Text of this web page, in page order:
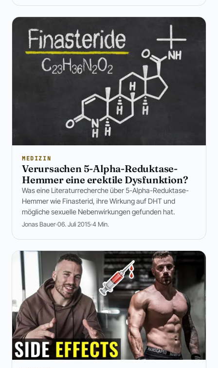
MEDIZIN
Verursachen 5-Alpha-Reduktase-
Hemmer eine erektile Dysfunktion?
Was eine Literaturrecherche über 5-Alpha-Reduktase-
Hemmer wie Finasterid, ihre Wirkung auf DHT und
mögliche sexuelle Nebenwirkungen gefunden hat.
Jonas Bauer 06. Juli 2015 4 Min.